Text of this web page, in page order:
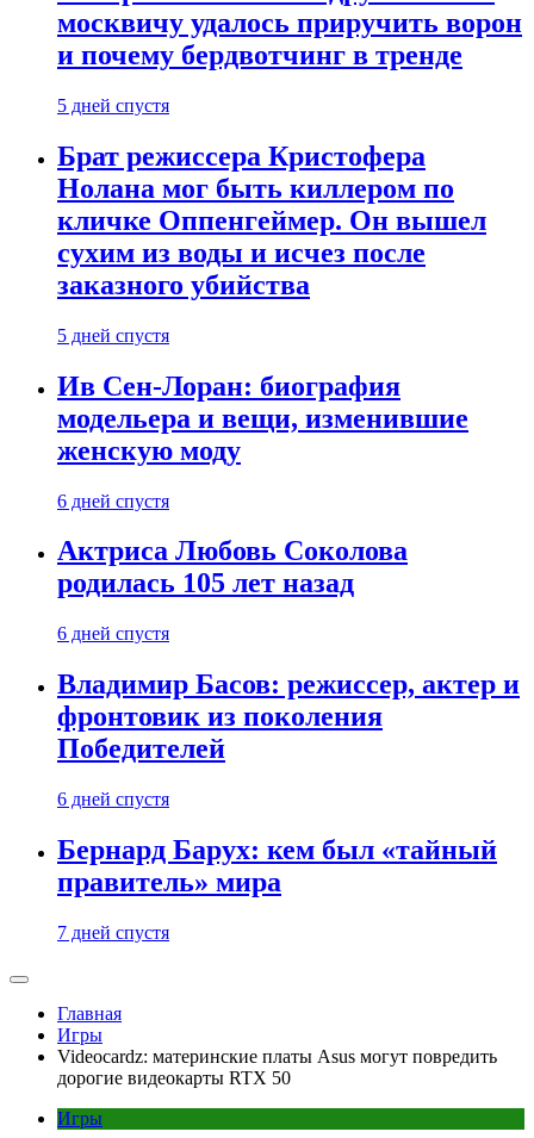
москвичу удалось приручить ворон
и почему бердвотчинг в тренде
5 дней спустя
Брат режиссера Кристофера
Нолана мог быть киллером по
кличке Оппенгеймер. Он вышел
сухим из воды и исчез после
заказного убийства
5 дней спустя
Ив Сен-Лоран: биография
модельера и вещи, изменившие
женскую моду
6 дней спустя
Актриса Любовь Соколова
родилась 105 лет назад
6 дней спустя
Владимир Басов: режиссер, актер и
фронтовик из поколения
Победителей
6 дней спустя
Бернард Барух: кем был «тайный
правитель» мира
7 дней спустя
Главная
Игры
Videocardz: материнские платы Asus могут повредить
дорогие видеокарты RTX 50
Игры